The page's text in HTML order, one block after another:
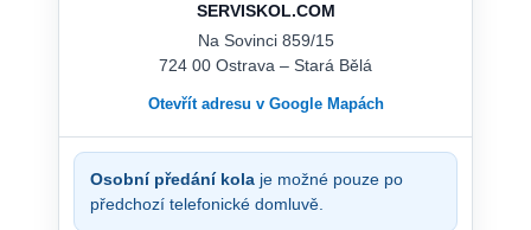
SERVISKOL.COM
Na Sovinci 859/15
724 00 Ostrava – Stará Bělá
Otevřít adresu v Google Mapách
Osobní předání kola je možné pouze po
předchozí telefonické domluvě.